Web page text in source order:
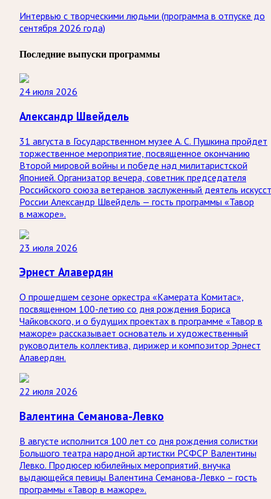
Интервью с творческими людьми (программа в отпуске до
сентября 2026 года)
Последние выпуски программы
24 июля 2026
Александр Швейдель
31 августа в Государственном музее А. С. Пушкина пройдет
торжественное мероприятие, посвященное окончанию
Второй мировой войны и победе над милитаристской
Японией. Организатор вечера, советник председателя
Российского союза ветеранов заслуженный деятель
России Александр Швейдель — гость программы «Тавор
в мажоре».
23 июля 2026
Эрнест Алавердян
О прошедшем сезоне оркестра «Камерата Комитас»,
посвященном 100-летию со дня рождения Бориса
Чайковского, и о будущих проектах в программе «Тавор в
мажоре» рассказывает основатель и художественный
руководитель коллектива, дирижер и композитор Эрнест
Алавердян.
22 июля 2026
Валентина Семанова-Левко
В августе исполнится 100 лет со дня рождения солистки
Большого театра народной артистки РСФСР Валентины
Левко. Продюсер юбилейных мероприятий, внучка
выдающейся певицы Валентина Семанова-Левко – гость
программы «Тавор в мажоре».